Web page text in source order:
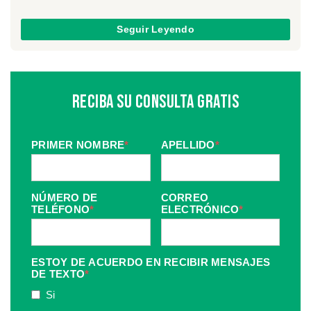
Seguir Leyendo
Reciba Su Consulta Gratis
PRIMER NOMBRE* APELLIDO*
NÚMERO DE
TELÉFONO*
CORREO
ELECTRÓNICO*
ESTOY DE ACUERDO EN RECIBIR MENSAJES
DE TEXTO*
Si